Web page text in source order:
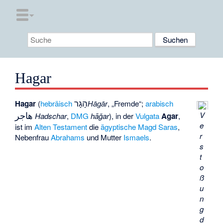
Hagar
V
e
r
s
t
o
ß
u
n
g
d
Hagar (hebräisch הָגָרHāgār, „Fremde“;arabisch
هاجر Hadschar, DMG hāǧar), in derVulgata Agar,
ist imAlten Testamentdieägyptische Magd Saras,
NebenfrauAbrahams und Mutter Ismaels.